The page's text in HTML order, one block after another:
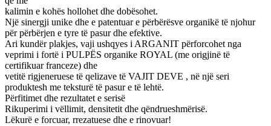
kalimin e kohës hollohet dhe dobësohet.
Një sinergji unike dhe e patentuar e përbërësve organikë të njohur
për përbërjen e tyre të pasur dhe efektive.
Ari kundër plakjes, vaji ushqyes i ARGANIT përforcohet nga
veprimi i fortë i PULPËS organike ROYAL (me origjinë të
certifikuar franceze) dhe
vetitë rigjeneruese të qelizave të VAJIT DEVE , në një seri
produktesh me teksturë të pasur e të lehtë.
Përfitimet dhe rezultatet e serisë
Rikuperimi i vëllimit, densitetit dhe qëndrueshmërisë.
Lëkurë e forcuar, rrezatuese dhe e rinovuar!